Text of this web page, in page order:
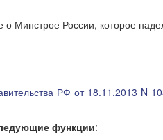
Минстрое России, которое
РФ от 18.11.2013 N
функции: